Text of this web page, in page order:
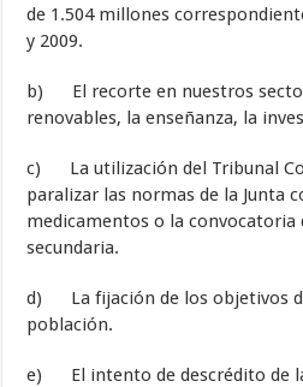
de 1.504 millones
y 2009.
b) El recorte en nuestros
renovables, la enseñanza, la
c) La utilización del Tribunal
paralizar las normas de la Junta
medicamentos o la convocatoria
secundaria.
d) La fijación de los objetivos
población.
e) El intento de descrédito de la